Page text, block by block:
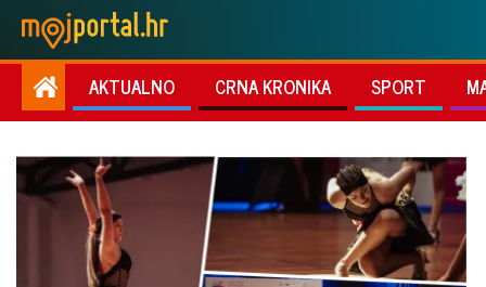
AKTUALNO CRNA KRONIKA SPORT